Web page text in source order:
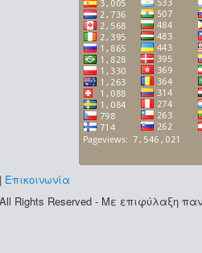
| Επικοινωνία
Rights Reserved - Με επιφύλαξη